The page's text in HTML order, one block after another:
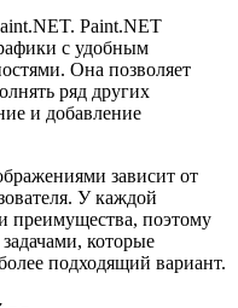
Paint.NET
с удобным
Она позволяет
ряд других
и добавление
зависит от
У каждой
преимущества, поэтому
которые
подходящий вариант.